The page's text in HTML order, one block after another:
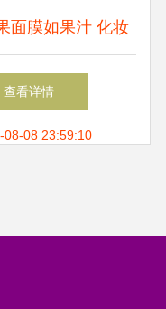
面膜如果汁 化妆
品孩子险误食 商
超货架
查看详情
08-08 23:59:10